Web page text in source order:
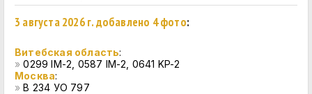
3 августа 2026 г. добавлено 4 фото:
Витебская область:
»0299 IM-2, 0587 IM-2, 0641 KP-2
Москва:
»В 234 УО 797